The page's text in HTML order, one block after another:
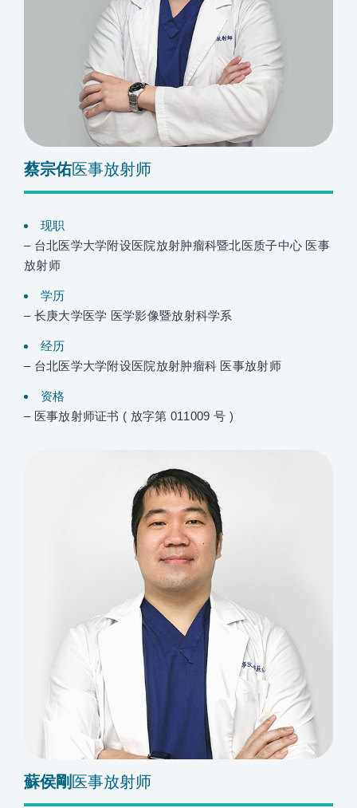
蔡宗佑医事放射师
现职
– 台北医学大学附设医院放射肿瘤科暨北医质子中心 医事
放射师
学历
– 长庚大学医学 医学影像暨放射科学系
经历
– 台北医学大学附设医院放射肿瘤科 医事放射师
资格
– 医事放射师证书 ( 放字第 011009 号 )
蘇侯剛 医事放射师